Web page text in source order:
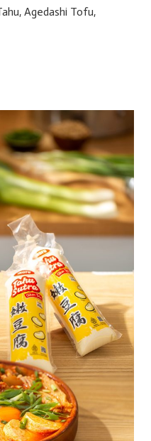
Agedashi Tofu,